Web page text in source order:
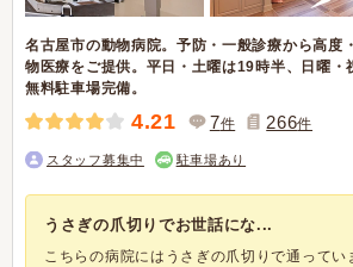
名古屋市の動物病院。予防・一般診療から高度
物医療をご提供。平日・土曜は19時半、日曜・
無料駐車場完備。
4.21 7件 266件
スタッフ募集中 駐車場あり
うさぎの爪切りでお世話にな...
こちらの病院にはうさぎの爪切りで通ってい